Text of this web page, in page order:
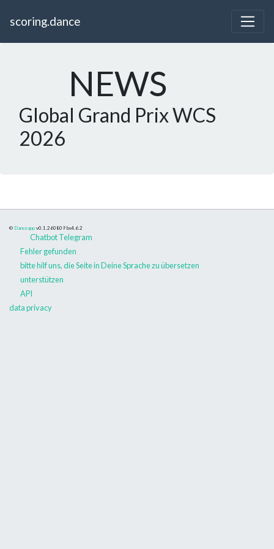
scoring.dance
NEWS
Global Grand Prix WCS
2026
© Danceapp v0.1.260809 bs4.6.2
Chatbot Telegram
Fehler gefunden
bitte hilf uns, die Seite in Deine Sprache zu übersetzen
unterstützen
API
data privacy